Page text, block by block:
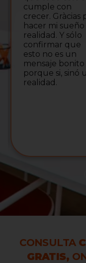
una
COVID.
al
de la
de
de un
opción
CONSULTA
GRATIS,